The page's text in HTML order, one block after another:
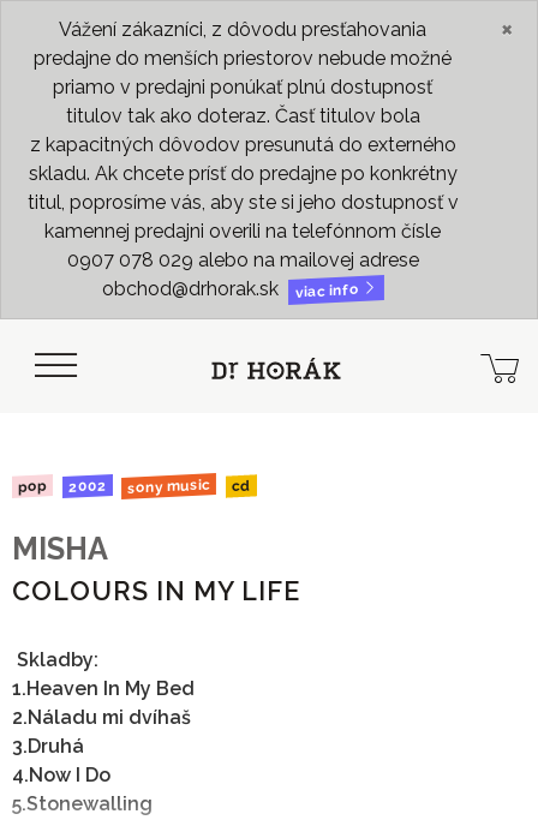
Vážení zákazníci, z dôvodu presťahovania
predajne do menších priestorov nebude možné
priamo v predajni ponúkať plnú dostupnosť
titulov tak ako doteraz. Časť titulov bola
z kapacitných dôvodov presunutá do externého
skladu. Ak chcete prísť do predajne po konkrétny
titul, poprosíme vás, aby ste si jeho dostupnosť v
kamennej predajni overili na telefónnom čísle
0907 078 029 alebo na mailovej adrese
obchod@drhorak.sk
viac info
×
pop 2002 sony music cd
MISHA
COLOURS IN MY LIFE
Skladby:
1.Heaven In My Bed
2.Náladu mi dvíhaš
3.Druhá
4.Now I Do
5.Stonewalling